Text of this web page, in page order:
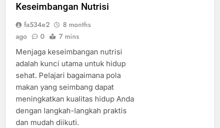
Keseimbangan Nutrisi
fa534e2
8 months
ago
0 7 mins
Menjaga keseimbangan nutrisi
adalah kunci utama untuk hidup
sehat. Pelajari bagaimana pola
makan yang seimbang dapat
meningkatkan kualitas hidup Anda
dengan langkah-langkah praktis
dan mudah diikuti.